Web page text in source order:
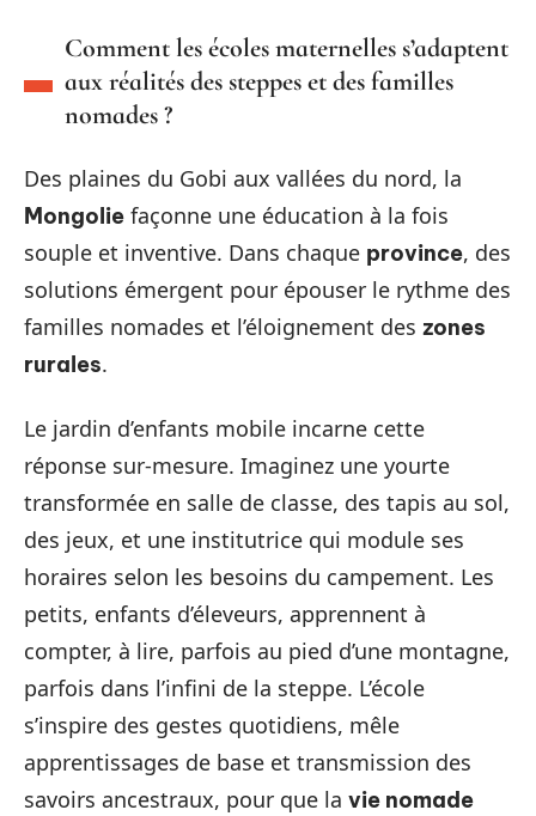
Comment les écoles maternelles s’adaptent
aux réalités des steppes et des familles
nomades ?
Des plaines du Gobi aux vallées du nord, la
Mongolie façonne une éducation à la fois
souple et inventive. Dans chaque province, des
solutions émergent pour épouser le rythme des
familles nomades et l’éloignement des zones
rurales.
Le jardin d’enfants mobile incarne cette
réponse sur-mesure. Imaginez une yourte
transformée en salle de classe, des tapis au sol,
des jeux, et une institutrice qui module ses
horaires selon les besoins du campement. Les
petits, enfants d’éleveurs, apprennent à
compter, à lire, parfois au pied d’une montagne,
parfois dans l’infini de la steppe. L’école
s’inspire des gestes quotidiens, mêle
apprentissages de base et transmission des
savoirs ancestraux, pour que la vie nomade